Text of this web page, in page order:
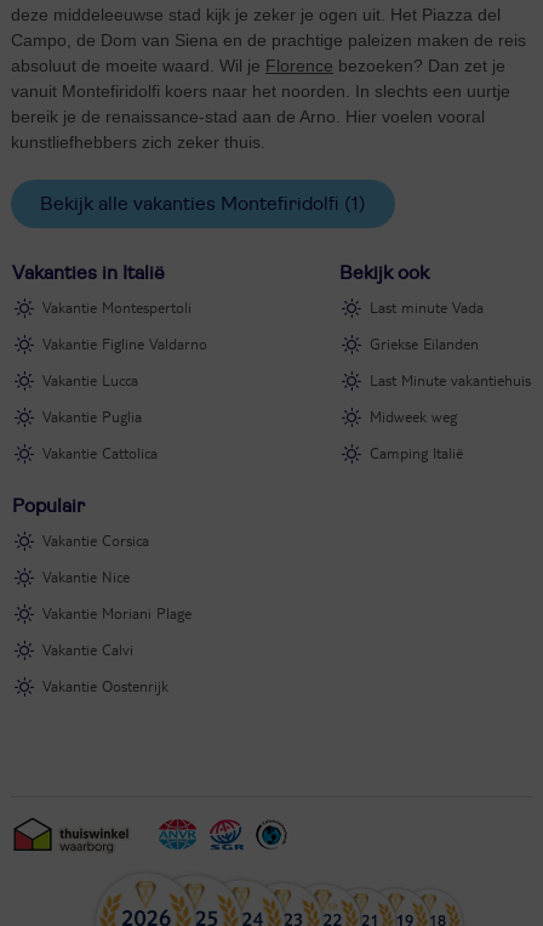
deze middeleeuwse stad kijk je zeker je ogen uit. Het Piazza del
Campo, de Dom van Siena en de prachtige paleizen maken de reis
absoluut de moeite waard. Wil je Florence bezoeken? Dan zet je
vanuit Montefiridolfi koers naar het noorden. In slechts een uurtje
bereik je de renaissance-stad aan de Arno. Hier voelen vooral
kunstliefhebbers zich zeker thuis.
Bekijk alle vakanties Montefiridolfi (1)
Vakanties in Italië
Vakantie Montespertoli
Vakantie Figline Valdarno
Vakantie Lucca
Vakantie Puglia
Vakantie Cattolica
Bekijk ook
Last minute Vada
Griekse Eilanden
Last Minute vakantiehuis
Midweek weg
Camping Italië
Populair
Vakantie Corsica
Vakantie Nice
Vakantie Moriani Plage
Vakantie Calvi
Vakantie Oostenrijk